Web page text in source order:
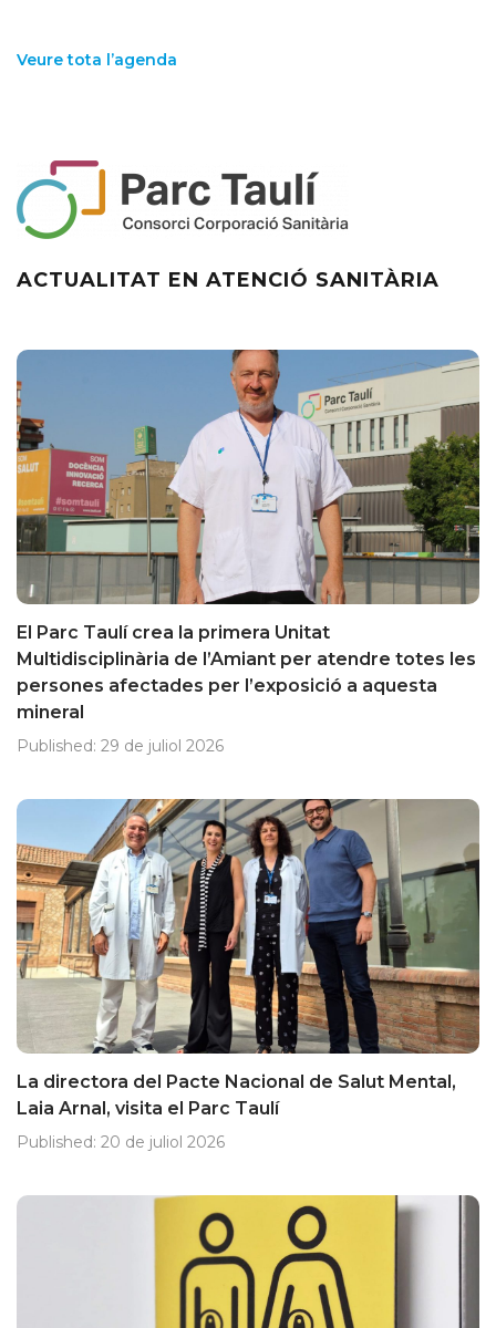
Veure tota l’agenda
ACTUALITAT EN ATENCIÓ SANITÀRIA
El Parc Taulí crea la primera Unitat
Multidisciplinària de l’Amiant per atendre totes les
persones afectades per l’exposició a aquesta
mineral
Published: 29 de juliol 2026
La directora del Pacte Nacional de Salut Mental,
Laia Arnal, visita el Parc Taulí
Published: 20 de juliol 2026